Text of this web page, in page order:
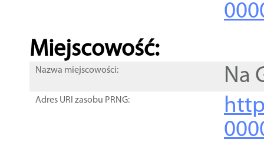
Miejscowość:
Nazwa miejscowości: Na
Adres URI zasobu PRNG: